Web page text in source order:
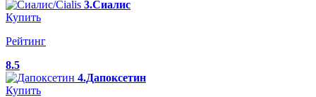
3.Сиалис
Купить
Рейтинг
8.5
4.Дапоксетин
Купить